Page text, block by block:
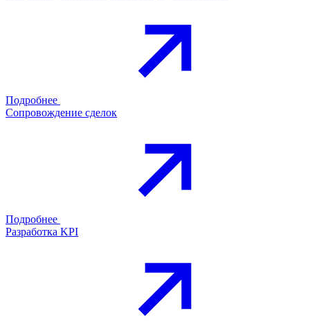
Подробнее
Сопровождение сделок
Подробнее
Разработка KPI